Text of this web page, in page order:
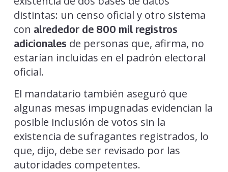
distintas: un censo oficial y otro sistema
con alrededor de 800 mil registros
adicionales de personas que, afirma, no
estarían incluidas en el padrón electoral
oficial.
El mandatario también aseguró que
algunas mesas impugnadas evidencian la
posible inclusión de votos sin la
existencia de sufragantes registrados, lo
que, dijo, debe ser revisado por las
autoridades competentes.